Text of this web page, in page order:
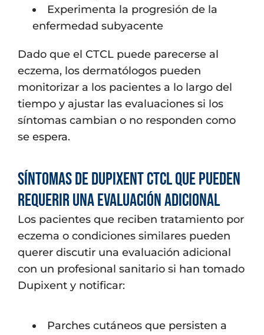
Experimenta la progresión de la
enfermedad subyacente
Dado que el CTCL puede parecerse al
eczema, los dermatólogos pueden
monitorizar a los pacientes a lo largo del
tiempo y ajustar las evaluaciones si los
síntomas cambian o no responden como
se espera.
Síntomas de Dupixent CTCL que pueden
requerir una evaluación adicional
Los pacientes que reciben tratamiento por
eczema o condiciones similares pueden
querer discutir una evaluación adicional
con un profesional sanitario si han tomado
Dupixent y notificar:
Parches cutáneos que persisten a